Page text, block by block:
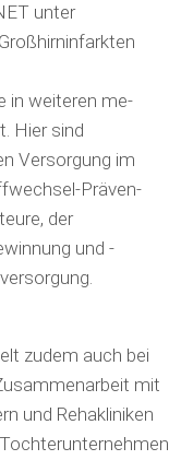
unter
in weiteren me­
Hier sind
Versorgung im
Präven­
der
und -
zudem auch bei
mit
und Reha­kliniken